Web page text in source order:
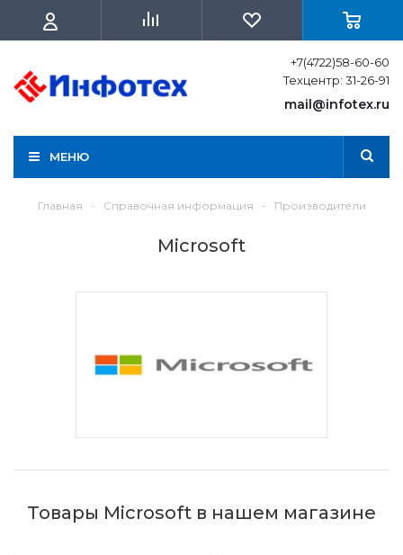
+7(4722)58-60-60
Техцентр: 31-26-91
mail@infotex.ru
МЕНЮ
Главная - Справочная информация - Производители
Microsoft
Товары Microsoft в нашем магазине